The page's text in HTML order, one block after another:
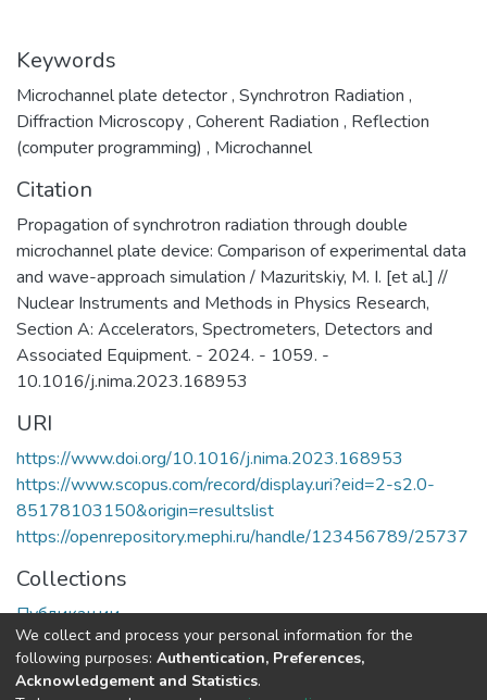
специального назначения, а также
построения современных приборов на
её основе.
​Наша основная цель – это создание и
центра мирового уровня в области
наноструктурных материалов и
устройств электроники, спинтроники,
фотоники, а также создание
эффективной инновационной среды в
области СВЧ-электронной и
радиационно-стойкой компонентной
материалов.​
Keywords
Microchannel plate detector, Synchrotron Radiation ,
Diffraction Microscopy, Coherent Radiation , Reflection
(computer programming) , Microchannel
Citation
Propagation of synchrotron radiation through double
microchannel plate device: Comparison of experimental data
and wave-approach simulation / Mazuritskiy, M. I. [et al.] //
Nuclear Instruments and Methods in Physics Research,
Section A: Accelerators, Spectrometers, Detectors and
Associated Equipment. - 2024. - 1059. -
10.1016/j.nima.2023.168953
URI
https://www.doi.org/10.1016/j.nima.2023.168953
https://www.scopus.com/record/display.uri?eid=2-s2.0-
85178103150&origin=resultslist
https://openrepository.mephi.ru/handle/123456789/25737
Collections
Публикации
Full item page
We collect and process your personal information for the
following purposes: Authentication, Preferences,
Acknowledgement and Statistics.